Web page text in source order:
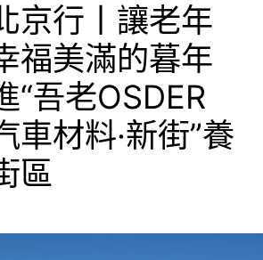
京行丨讓老年
福美滿的暮年
吾老OSDER
車材料·新街”養
區